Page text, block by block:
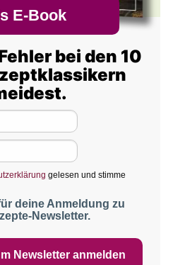
E-Book
bei den 10
gelesen und stimme
deine Anmeldung zu
Newsletter.
Newsletter anmelden